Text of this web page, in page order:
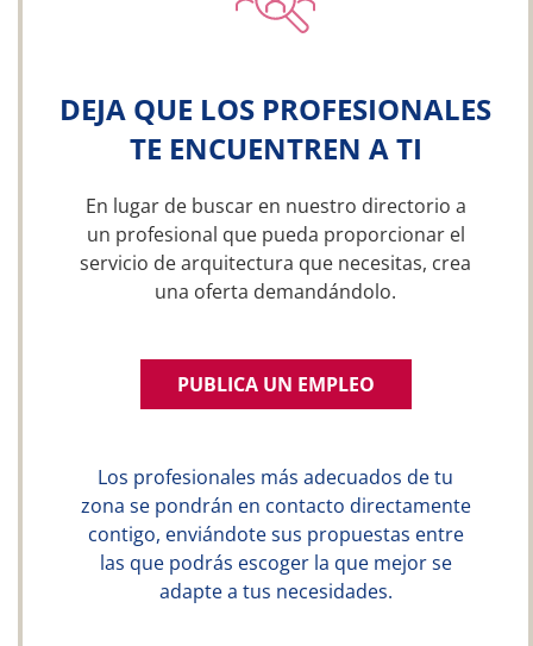
DEJA QUE LOS PROFESIONALES
TE ENCUENTREN A TI
En lugar de buscar en nuestro directorio a
un profesional que pueda proporcionar el
servicio de arquitectura que necesitas, crea
una oferta demandándolo.
PUBLICA UN EMPLEO
Los profesionales más adecuados de tu
zona se pondrán en contacto directamente
contigo, enviándote sus propuestas entre
las que podrás escoger la que mejor se
adapte a tus necesidades.